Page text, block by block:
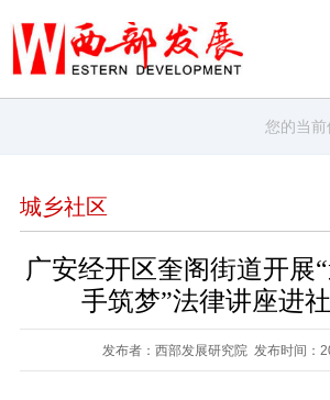
您的当
城乡社区
广安经开区奎阁街道开展
手筑梦”法律讲座进
发布者：西部发展研究院 发布时间：